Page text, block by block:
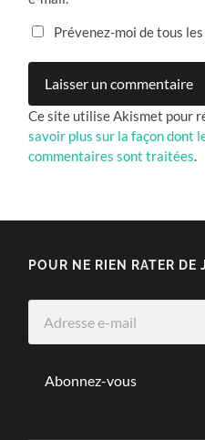
Prévenez-moi de tous
Ce site utilise Akismet pour
savoir plus sur la façon dont
commentaires sont traitées.
POUR NE RIEN RATER DE
Abonnez-vous